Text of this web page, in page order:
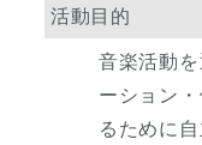
活動目的
音楽活動
ーション
るために